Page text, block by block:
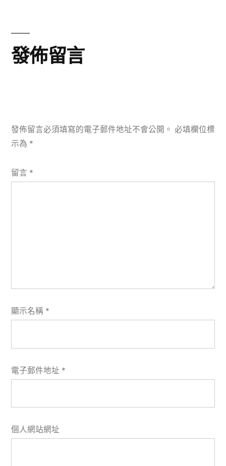
發佈留言
發佈留言必須填寫的電子郵件地址不會公開。 必填欄位標
示為 *
留言 *
顯示名稱 *
電子郵件地址 *
個人網站網址